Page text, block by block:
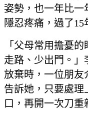
姿勢，也一年比一
隱忍疼痛，過了15
「父母常用擔憂
走路、少出門。」
放棄時，一位朋友
告訴她，只要處理
口，再開一次刀重